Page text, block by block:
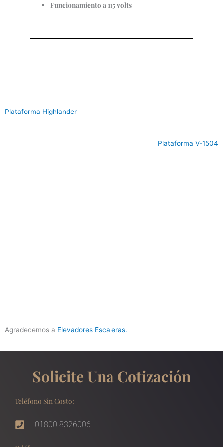
Funcionamiento a 115 volts
Plataforma Highlander
Plataforma V-1504
Agradecemos a Elevadores Escaleras.
Solicite Una Cotización
Teléfono Sin Costo:
01800 8326006